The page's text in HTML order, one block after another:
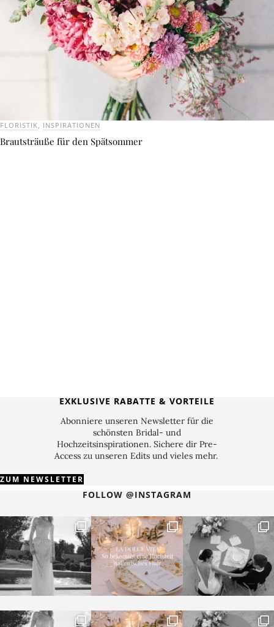
FLORISTIK, INSPIRATIONEN
Brautsträuße für den Spätsommer
EXKLUSIVE RABATTE & VORTEILE
Abonniere unseren Newsletter für die
schönsten Bridal- und
Hochzeitsinspirationen. Sichere dir Pre-
Access zu unseren Edits und vieles mehr.
ZUM NEWSLETTER
FOLLOW @INSTAGRAM